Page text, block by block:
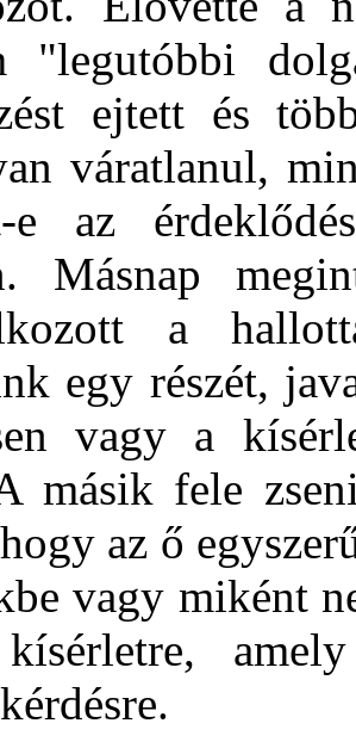
"legutóbbi
ejtett és
váratlanul,
e az
Másnap
a
egy részét,
vagy a
másik fele
az ő
vagy miként